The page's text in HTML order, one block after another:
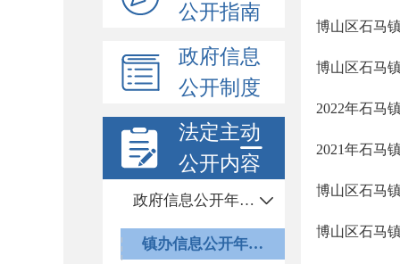
公开指南
政府信息
公开制度
法定主动
公开内容
政府信息公开年度报告
镇办信息公开年度报告
博山区石马
博山区石马
2022年石马
2021年石马
博山区石马
博山区石马